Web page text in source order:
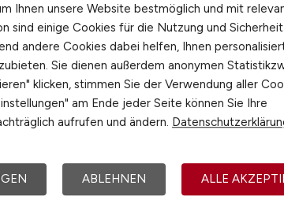
Advanced Systems GmbH
Ihnen unsere Website bestmöglich und mit
sind einige Cookies für die Nutzung und
andere Cookies dabei helfen, Ihnen
Sie dienen außerdem anonymen
klicken, stimmen Sie der Verwendung aller
am Ende jeder Seite können Sie Ihre
aufrufen und ändern.
ABLEHNEN ALLE